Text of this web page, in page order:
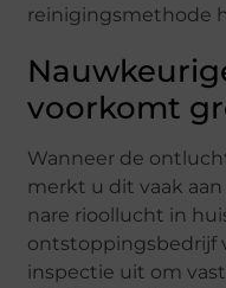
reinigingsmethode
voorkomt
Wanneer de
merkt u dit vaak
nare rioollucht in
ontstoppingsbedrijf
inspectie uit om